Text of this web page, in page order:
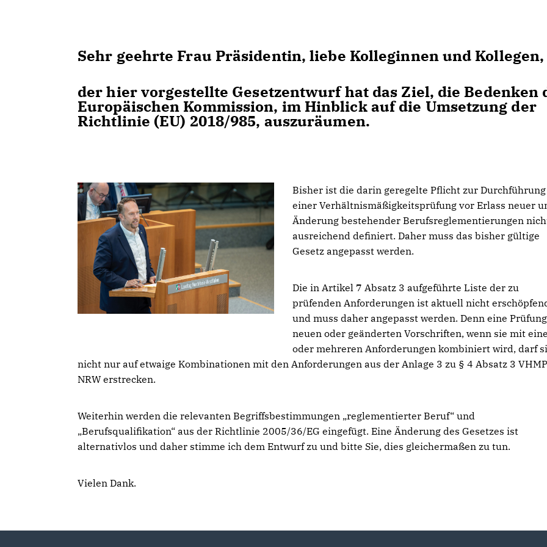
Sehr geehrte Frau Präsidentin, liebe Kolleginnen und Kollegen,
der hier vorgestellte Gesetzentwurf hat das Ziel, die Bedenken
Europäischen Kommission, im Hinblick auf die Umsetzung der
Richtlinie (EU) 2018/985, auszuräumen.
Bisher ist die darin geregelte Pflicht zur Durchführung
einer Verhältnismäßigkeitsprüfung vor Erlass neuer
Änderung bestehender Berufsreglementierungen
ausreichend definiert. Daher muss das bisher gültige
Gesetz angepasst werden.
Die in Artikel 7 Absatz 3 aufgeführte Liste der zu
prüfenden Anforderungen ist aktuell nicht
und muss daher angepasst werden. Denn eine
neuen oder geänderten Vorschriften, wenn sie mit
oder mehreren Anforderungen kombiniert wird, darf
nicht nur auf etwaige Kombinationen mit den Anforderungen aus der Anlage 3 zu § 4 Absatz 3
NRW erstrecken.
Weiterhin werden die relevanten Begriffsbestimmungen „reglementierter Beruf“ und
Berufsqualifikation“ aus der Richtlinie 2005/36/EG eingefügt. Eine Änderung des Gesetzes ist
alternativlos und daher stimme ich dem Entwurf zu und bitte Sie, dies gleichermaßen zu tun.
Vielen Dank.